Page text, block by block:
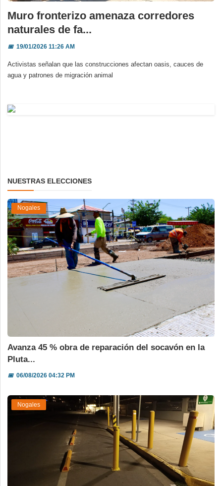
Muro fronterizo amenaza corredores
naturales de fa...
📅19/01/2026 11:26 AM
Activistas señalan que las construcciones afectan oasis, cauces de
agua y patrones de migración animal
NUESTRAS ELECCIONES
Nogales
Avanza 45 % obra de reparación del socavón en la
Pluta...
📅06/08/2026 04:32 PM
Nogales